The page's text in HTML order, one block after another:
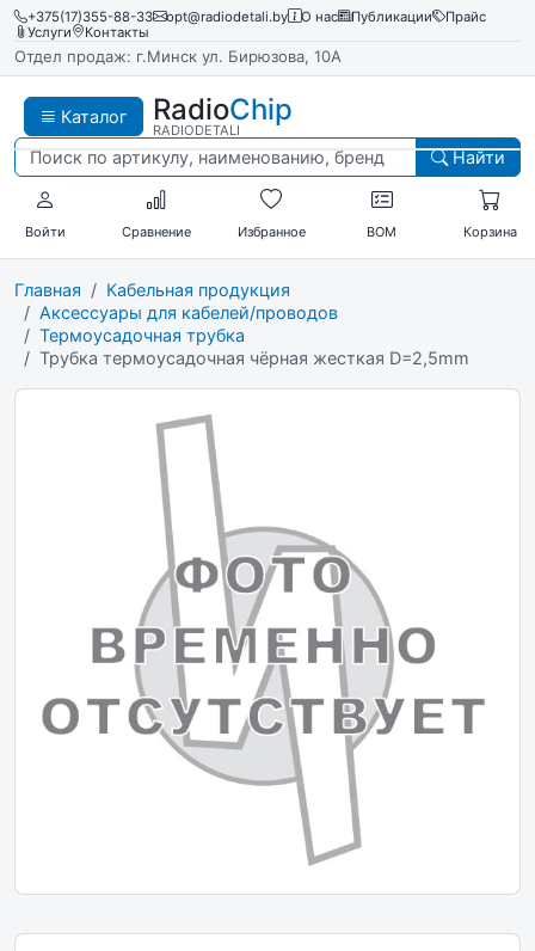
+375(17)355-88-33 opt@radiodetali.by О нас Публикации
Прайс
Услуги
Контакты
Отдел продаж: г.Минск ул. Бирюзова, 10А
Каталог RadioChip
RADIODETALI
Найти
Войти Сравнение Избранное BOM Корзина
Главная
Кабельная продукция
Аксессуары для кабелей/проводов
Термоусадочная трубка
Трубка термоусадочная чёрная жесткая D=2,5mm